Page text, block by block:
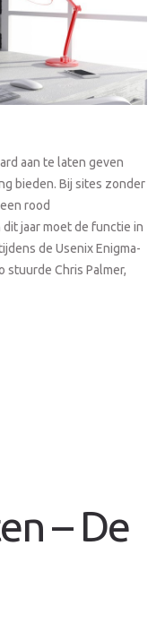
aan te laten geven
bieden. Bij sites zonder
rood
jaar moet de functie in
de Usenix Enigma-
stuurde Chris Palmer,
– De